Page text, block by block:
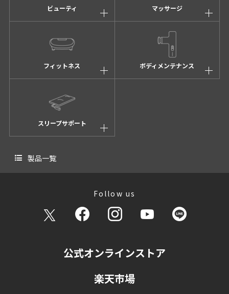
ビューティ マッサージ
フィットネス ボディメンテナンス
スリープサポート
製品一覧
Follow us
公式オンラインストア
楽天市場